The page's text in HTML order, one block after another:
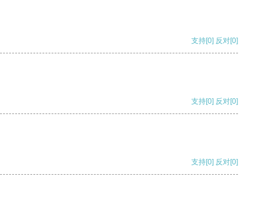
支持[0] 反对[0]
支持[0] 反对[0]
支持[0] 反对[0]